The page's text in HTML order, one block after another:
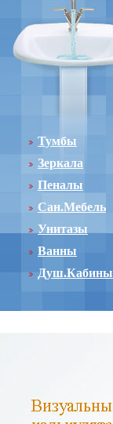
Тумбы
Зеркала
Пеналы
Сан.Мебель
Унитазы
Ванны
Душ.Кабины